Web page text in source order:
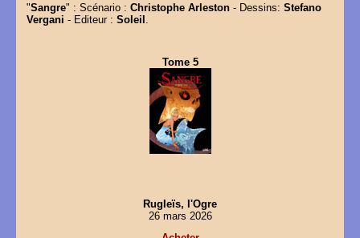
"Sangre" : Scénario : Christophe Arleston- Dessins: Stefano
Vergani - Editeur : Soleil
Tome 5
Rugleïs, l'Ogre
26 mars 2026